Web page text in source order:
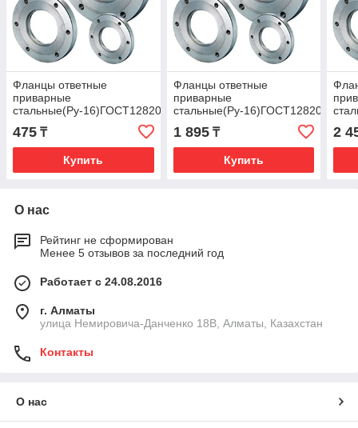
Фланцы ответные
приварные
стальные(Ру-16)ГОСТ12820-
80 Ду15
475 ₸
Купить
Фланцы ответные
приварные
стальные(Ру-16)ГОСТ12820-
80 Ду50
1 895₸
Купить
2
О нас
Рейтинг не сформирован
Менее 5 отзывов за последний год
Работает с 24.08.2016
г. Алматы
улица Немировича-Данченко 18В, Алматы, Казахстан
Контакты
О нас